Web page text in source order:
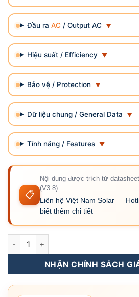
Đầu raAC / Output AC
Hiệu suất / Efficiency
Bảo vệ / Protection
Dữ liệu chung / General Data
Tính năng / Features
📋
Nội dung được trích từ
(V3.8).
Liên hệ Việt Nam Solar —
biết thêm chi tiết
S6-GR1P6K-S - Inverter Hòa Lưới
NHẬN CHÍNH SÁCH